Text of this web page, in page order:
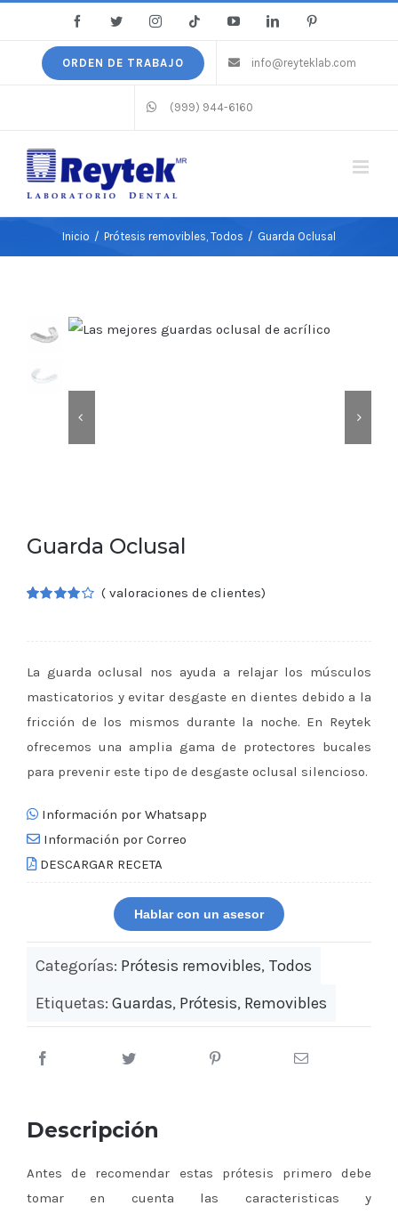
contenido
FacebookTwitter InstagramTiktok YouTubeLinkedIn
ORDEN DE TRABAJO info@reyteklab.com
(999) 944-6160
Inicio / Prótesis removibles, Todos / Guarda Oclusal
 
Guarda Oclusal
puntuaciones
de
clientes
(valoraciones de clientes)
La guarda oclusal nos ayuda a relajar los músculos
masticatorios y evitar desgaste en dientes debido a la
fricción de los mismos durante la noche. En Reytek
ofrecemos una amplia gama de protectores bucales
para prevenir este tipo de desgaste oclusal silencioso.
Información por Whatsapp
Información por Correo
DESCARGAR RECETA
Hablar con un asesor
Categorías: Prótesis removibles, Todos
Etiquetas: Guardas, Prótesis, Removibles
Descripción
Antes de recomendar estas prótesis primero debe
tomar en cuenta las caracteristicas y